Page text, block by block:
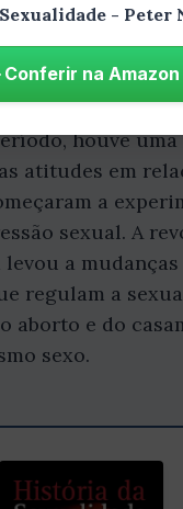
foi um
e culturais que
e início da
houve uma
atitudes em
a
sexual. A
a
regulam a
aborto e do
sexo.
- Peter
Conferir na Amazon